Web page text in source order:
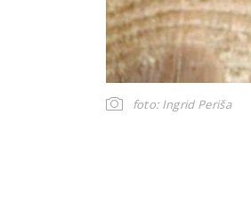
foto: Ingrid Periša